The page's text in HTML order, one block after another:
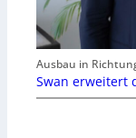
Ausbau in
Swan erweitert